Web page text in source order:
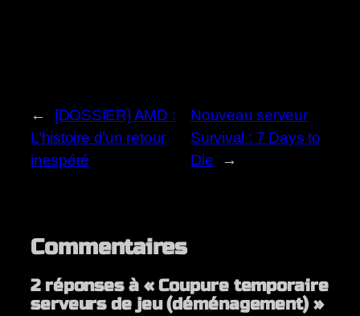
←
[DOSSIER] AMD :
L’histoire d’un retour
inespéré
Nouveau serveur
Survival : 7 Days to
Die
→
Commentaires
2 réponses à « Coupure temporaire
serveurs de jeu (déménagement) »